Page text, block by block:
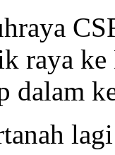
raya
dalam